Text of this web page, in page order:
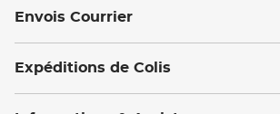
Envois Courrier
Expéditions de Colis